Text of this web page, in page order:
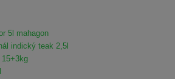
5l mahagon
indický teak 2,5l